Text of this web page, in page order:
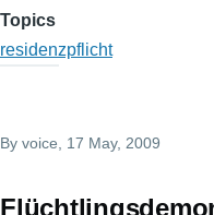
Topics
residenzpflicht
By voice , 17 May, 2009